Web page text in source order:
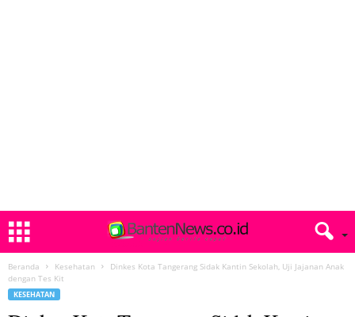
Beranda Kesehatan
Dinkes Kota Tangerang Sidak Kantin Sekolah, Uji Jajanan Anak
dengan Tes Kit
KESEHATAN